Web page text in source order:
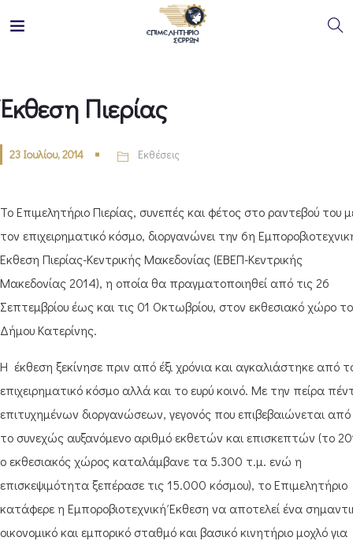
Έκθεση Πιερίας
23 Ιουλίου, 2014 Εκθέσεις
Το Επιμελητήριο Πιερίας, συνεπές και φέτος στο ραντεβού του
τον επιχειρηματικό κόσμο, διοργανώνει την 6η
Έκθεση Πιερίας-Κεντρικής Μακεδονίας (ΕΒΕΠ-Κεντρικής
Μακεδονίας 2014), η οποία θα πραγματοποιηθεί από τις 26
Σεπτεμβρίου έως και τις 01 Οκτωβρίου, στον εκθεσιακό χώρο
Δήμου Κατερίνης.
Η έκθεση ξεκίνησε πριν από έξι χρόνια και αγκαλιάστηκε από
επιχειρηματικό κόσμο αλλά και το ευρύ κοινό. Με την πείρα
επιτυχημένων διοργανώσεων, γεγονός που επιβεβαιώνεται από
το συνεχώς αυξανόμενο αριθμό εκθετών και επισκεπτών (το
ο εκθεσιακός χώρος καταλάμβανε τα 5.300 τ.μ. ενώ η
επισκεψιμότητα ξεπέρασε τις 15.000 κόσμου), το Επιμελητήριο
κατάφερε η Εμποροβιοτεχνική Έκθεση να αποτελεί ένα
οικονομικό και εμπορικό σταθμό και βασικό κινητήριο μοχλό για